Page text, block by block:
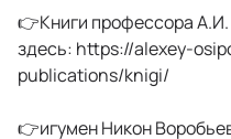
👉Книги профессора
здесь: https://alexey-
publications/knigi/
👉игумен Никон